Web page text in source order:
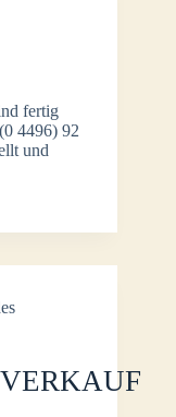
fertig
4496) 92
und